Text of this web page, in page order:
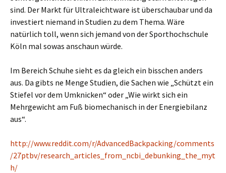
sind. Der Markt für Ultraleichtware ist überschaubar und da
investiert niemand in Studien zu dem Thema. Wäre
natürlich toll, wenn sich jemand von der Sporthochschule
Köln mal sowas anschaun würde.
Im Bereich Schuhe sieht es da gleich ein bisschen anders
aus. Da gibts ne Menge Studien, die Sachen wie „Schützt ein
Stiefel vor dem Umknicken“ oder „Wie wirkt sich ein
Mehrgewicht am Fuß biomechanisch in der Energiebilanz
aus“.
http://www.reddit.com/r/AdvancedBackpacking/comments
/27ptbv/research_articles_from_ncbi_debunking_the_myt
h/